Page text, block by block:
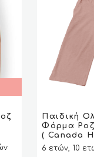
VIEW
VIEW
το
προϊόν
έχει
πολλαπλές
Παιδική
Φόρμα Ροζ
( Canada
6 ετών, 10